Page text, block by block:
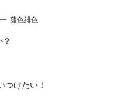
藤色緋色
けたい！